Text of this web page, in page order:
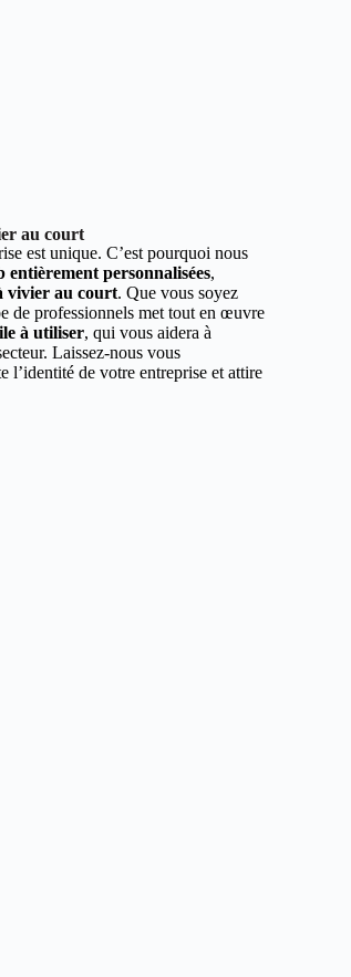
au court
est unique. C’est pourquoi nous
entièrement personnalisées,
vivier au court. Que vous soyez
de professionnels met tout en œuvre
à utiliser, qui vous aidera à
Laissez-nous vous
l’identité de votre entreprise et attire